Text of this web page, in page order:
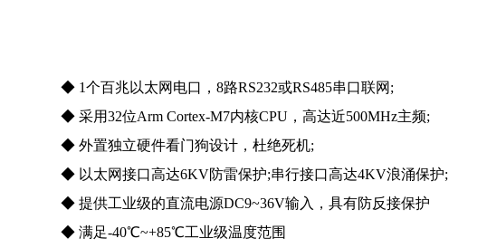
◆ 1个百兆以太网电口，8路RS232或RS485串口联网;
◆ 采用32位Arm Cortex-M7内核CPU，高达近500MHz主频;
◆ 外置独立硬件看门狗设计，杜绝死机;
◆ 以太网接口高达6KV防雷保护;串行接口高达4KV浪涌保护;
◆ 提供工业级的直流电源DC9~36V输入，具有防反接保护
◆ 满足-40℃~+85℃工业级温度范围